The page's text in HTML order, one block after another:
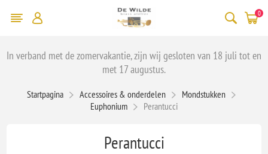
0
In verband met de zomervakantie, zijn wij gesloten van 18 juli tot en
met 17 augustus.
Startpagina Accessoires & onderdelen
Mondstukken
Euphonium
Perantucci
Perantucci